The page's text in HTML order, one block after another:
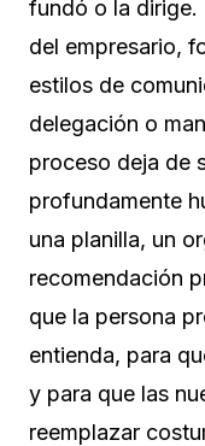
fundó o la dirige.
del empresario,
estilos de
delegación o
proceso deja de
profundamente
una planilla, un
recomendación
que la persona
entienda, para
y para que las
reemplazar